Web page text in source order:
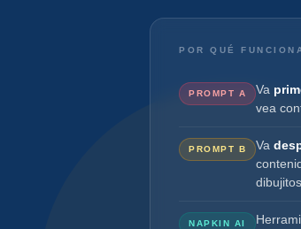
POR QUÉ
PROMPT A Va
vea
PROMPT B Va
dibujitos.
NAPKIN AI